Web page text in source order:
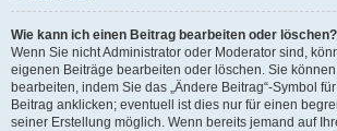
Wie kann ich einen Beitrag bearbeiten oder löschen?
Wenn Sie nicht Administrator oder Moderator sind,
eigenen Beiträge bearbeiten oder löschen. Sie
bearbeiten, indem Sie das „Ändere Beitrag“-Symbol
Beitrag anklicken; eventuell ist dies nur für einen
seiner Erstellung möglich. Wenn bereits jemand auf